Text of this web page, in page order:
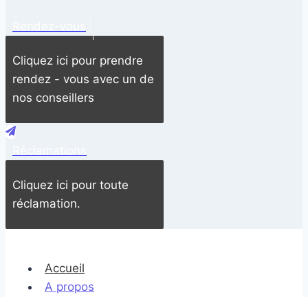
Cliquez ici pour prendre
rendez - vous avec un de
nos conseillers
Cliquez ici pour toute
réclamation.
Accueil
A propos